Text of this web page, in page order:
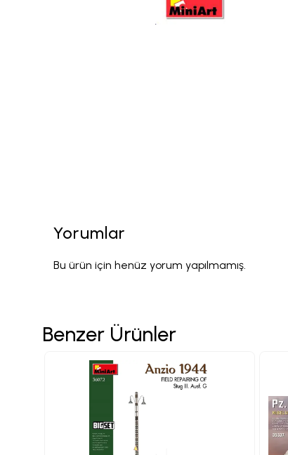
Yorumlar
Bu ürün için henüz yorum yapılmamış.
Benzer Ürünler